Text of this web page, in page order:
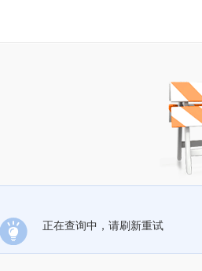
正在查询中，请刷新重试